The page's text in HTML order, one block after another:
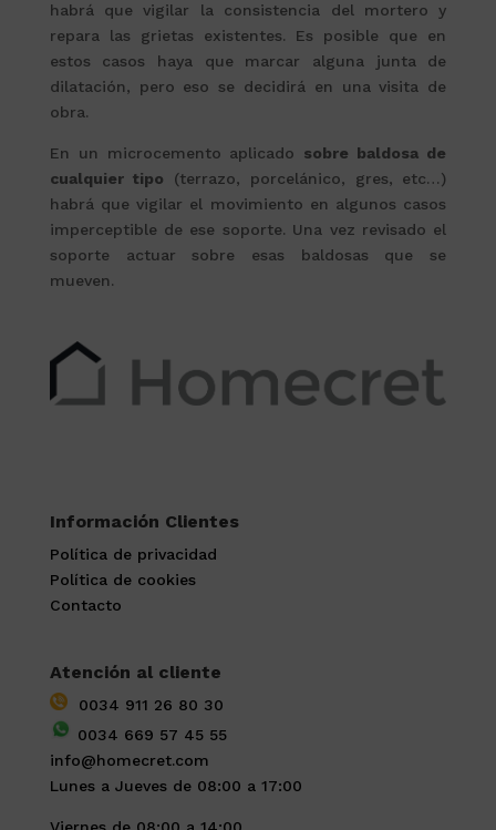
habrá que vigilar la consistencia del mortero y
repara las grietas existentes. Es posible que en
estos casos haya que marcar alguna junta de
dilatación, pero eso se decidirá en una visita de
obra.
En un microcemento aplicado sobre baldosa de
cualquier tipo (terrazo, porcelánico, gres, etc…)
habrá que vigilar el movimiento en algunos casos
imperceptible de ese soporte. Una vez revisado el
soporte actuar sobre esas baldosas que se
mueven.
Información Clientes
Política de privacidad
Política de cookies
Contacto
Atención al cliente
0034 911 26 80 30
0034 669 57 45 55
info@homecret.com
Lunes a Jueves de 08:00 a 17:00